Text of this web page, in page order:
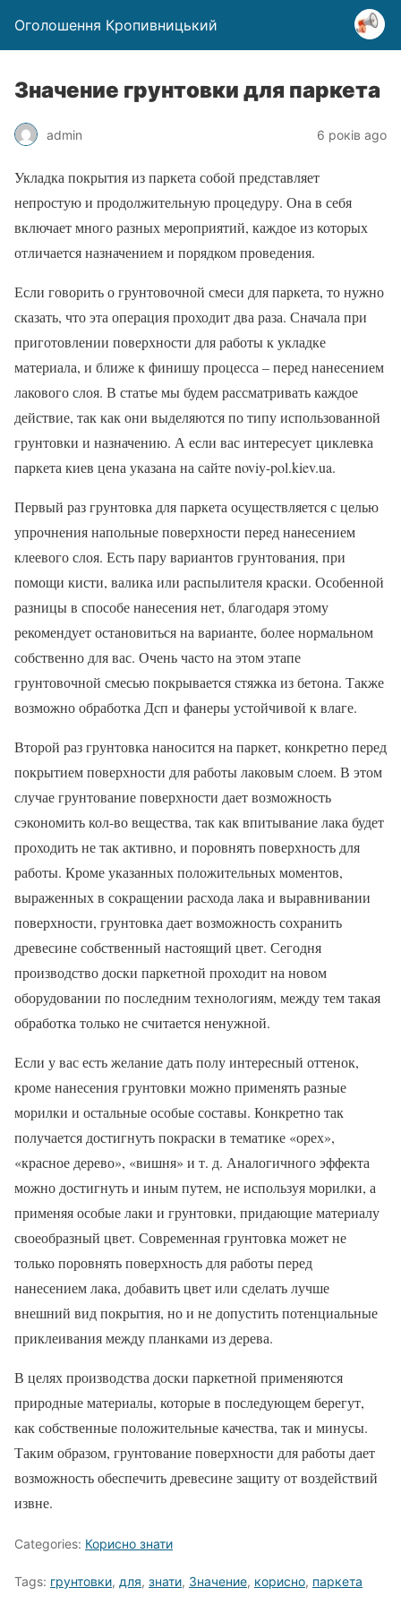
Оголошення Кропивницький
Значение грунтовки для паркета
admin 6 років ago
Укладка покрытия из паркета собой представляет
непростую и продолжительную процедуру. Она в себя
включает много разных мероприятий, каждое из которых
отличается назначением и порядком проведения.
Если говорить о грунтовочной смеси для паркета, то нужно
сказать, что эта операция проходит два раза. Сначала при
приготовлении поверхности для работы к укладке
материала, и ближе к финишу процесса – перед нанесением
лакового слоя. В статье мы будем рассматривать каждое
действие, так как они выделяются по типу использованной
грунтовки и назначению. А если вас интересует циклевка
паркета киев цена указана на сайте noviy-pol.kiev.ua.
Первый раз грунтовка для паркета осуществляется с целью
упрочнения напольные поверхности перед нанесением
клеевого слоя. Есть пару вариантов грунтования, при
помощи кисти, валика или распылителя краски. Особенной
разницы в способе нанесения нет, благодаря этому
рекомендует остановиться на варианте, более нормальном
собственно для вас. Очень часто на этом этапе
грунтовочной смесью покрывается стяжка из бетона. Также
возможно обработка Дсп и фанеры устойчивой к влаге.
Второй раз грунтовка наносится на паркет, конкретно перед
покрытием поверхности для работы лаковым слоем. В этом
случае грунтование поверхности дает возможность
сэкономить кол-во вещества, так как впитывание лака будет
проходить не так активно, и поровнять поверхность для
работы. Кроме указанных положительных моментов,
выраженных в сокращении расхода лака и выравнивании
поверхности, грунтовка дает возможность сохранить
древесине собственный настоящий цвет. Сегодня
производство доски паркетной проходит на новом
оборудовании по последним технологиям, между тем такая
обработка только не считается ненужной.
Если у вас есть желание дать полу интересный оттенок,
кроме нанесения грунтовки можно применять разные
морилки и остальные особые составы. Конкретно так
получается достигнуть покраски в тематике «орех»,
«красное дерево», «вишня» и т. д. Аналогичного эффекта
можно достигнуть и иным путем, не используя морилки, а
применяя особые лаки и грунтовки, придающие материалу
своеобразный цвет. Современная грунтовка может не
только поровнять поверхность для работы перед
нанесением лака, добавить цвет или сделать лучше
внешний вид покрытия, но и не допустить потенциальные
приклеивания между планками из дерева.
В целях производства доски паркетной применяются
природные материалы, которые в последующем берегут,
как собственные положительные качества, так и минусы.
Таким образом, грунтование поверхности для работы дает
возможность обеспечить древесине защиту от воздействий
извне.
Categories: Корисно знати
Tags: грунтовки, для, знати, Значение, корисно, паркета